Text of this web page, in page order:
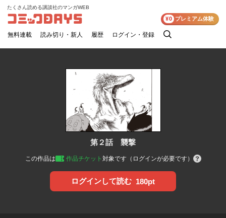
コミックDAYS
たくさん読める講談社のマンガWEB
無料連載 読み切り・新人 履歴 ログイン・登録
検
¥0 プレミアム体験
第２話 襲撃
この作品は 作品チケット 対象です（ログインが必要です）
ログインして読む 180pt